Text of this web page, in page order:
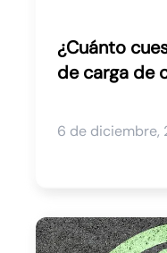
¿Cuánto
de carga de
6 de diciembre,